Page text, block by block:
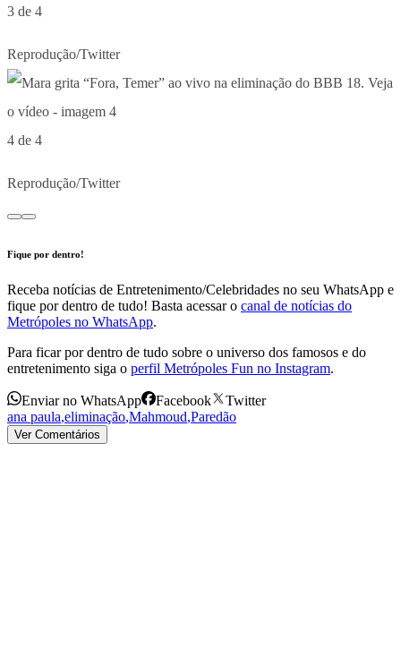
3 de 4
Reprodução/Twitter
4 de 4
Reprodução/Twitter
Fique por dentro!
Receba notícias de Entretenimento/Celebridades no seu WhatsApp e
fique por dentro de tudo! Basta acessar o canal de notícias do
Metrópoles no WhatsApp.
Para ficar por dentro de tudo sobre o universo dos famosos e do
entretenimento siga o perfil Metrópoles Fun no Instagram.
Enviar no WhatsApp Facebook
Twitter
ana paula,eliminação,Mahmoud,Paredão
Ver Comentários